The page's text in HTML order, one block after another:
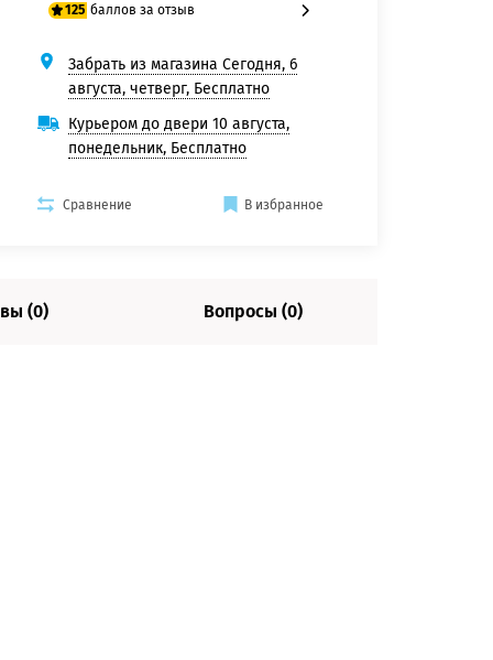
125 баллов за отзыв
100 баллов
125 баллов
Забрать из магазина Сегодня, 6
августа, четверг, Бесплатно
Курьером до двери 10 августа,
понедельник, Бесплатно
Сравнение В избранное
(0) Вопросы (0)